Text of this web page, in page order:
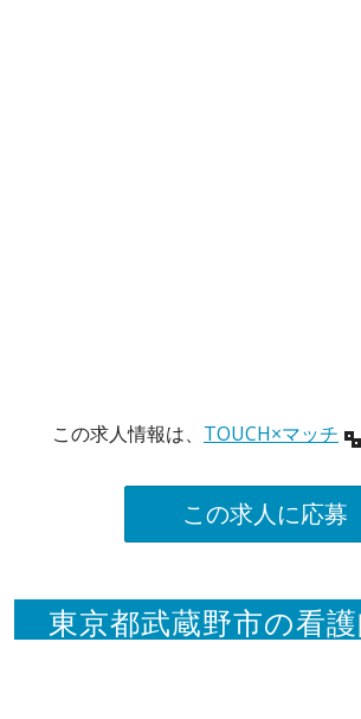
この求人情報は、 TOUCH×マッチ
この求人に応募
東京都武蔵野市の看